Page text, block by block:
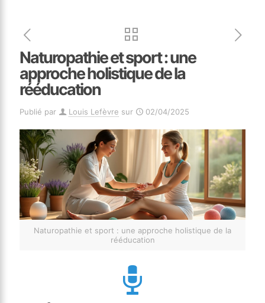
Naturopathie et sport : une
approche holistique de la
rééducation
Publié par Louis Lefèvre sur 02/04/2025
Naturopathie et sport : une approche holistique de la
rééducation